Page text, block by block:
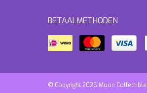
BETAALMETHODEN
© Copyright 2026 Moon